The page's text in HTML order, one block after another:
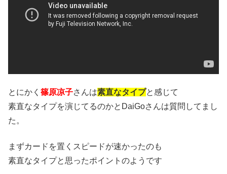
とにかく 篠原凉子さんは素直なタイプと感じて
素直なタイプを演じてるのかとDaiGoさんは質問してまし
た。
まずカードを置くスピードが速かったのも
素直なタイプと思ったポイントのようです